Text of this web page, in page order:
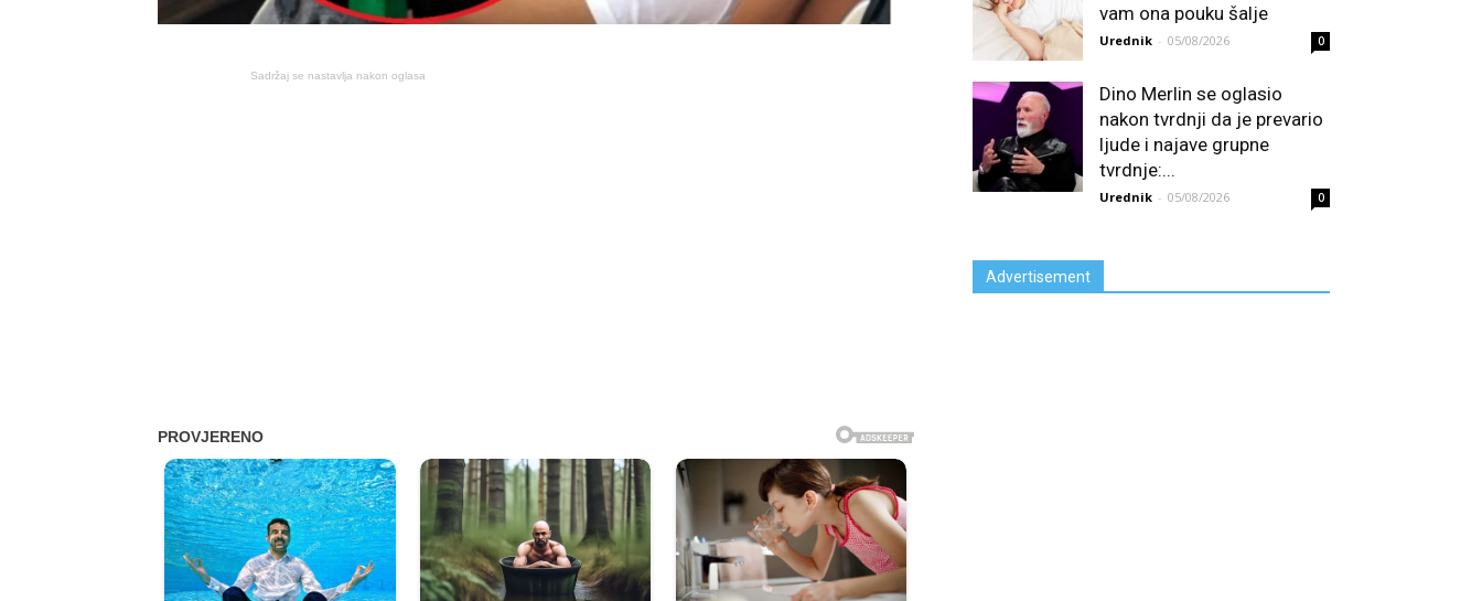
Sadržaj se nastavlja nakon oglasa
vam ona pouku šalje
Urednik - 05/08/2026 0
Dino Merlin se oglasio
nakon tvrdnji da je prevario
ljude i najave grupne
tvrdnje:...
Urednik - 05/08/2026 0
Advertisement